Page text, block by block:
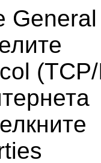
General